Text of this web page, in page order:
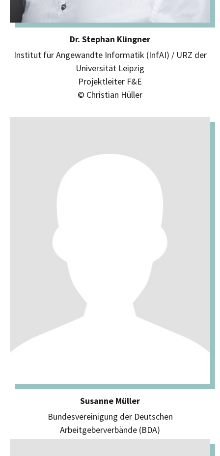
Dr. Stephan Klingner
Institut für Angewandte Informatik (InfAI) / URZ der
Universität Leipzig
Projektleiter F&E
© Christian Hüller
Susanne Müller
Bundesvereinigung der Deutschen
Arbeitgeberverbände (BDA)